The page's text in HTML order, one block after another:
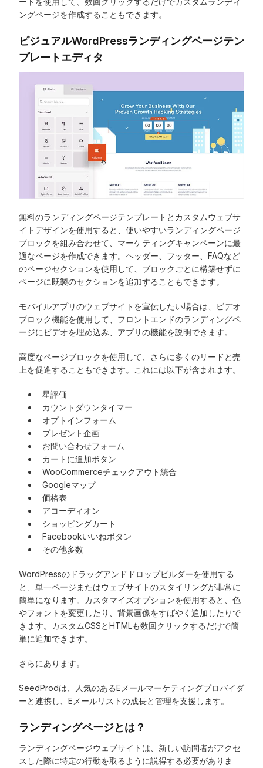
ングページを作成することもできます。
ビジュアルWordPressランディングページテン
プレートエディタ
無料のランディングページテンプレートとカスタムウェブサ
イトデザインを使用すると、使いやすいランディングページ
ブロックを組み合わせて、マーケティングキャンペーンに最
適なページを作成できます。ヘッダー、フッター、FAQなど
のページセクションを使用して、ブロックごとに構築せずに
ページに既製のセクションを追加することもできます。
モバイルアプリのウェブサイトを宣伝したい場合は、ビデオ
ブロック機能を使用して、フロントエンドのランディングペ
ージにビデオを埋め込み、アプリの機能を説明できます。
高度なページブロックを使用して、さらに多くのリードと売
上を促進することもできます。これには以下が含まれます。
星評価
カウントダウンタイマー
オプトインフォーム
プレゼント企画
お問い合わせフォーム
カートに追加ボタン
WooCommerceチェックアウト統合
Googleマップ
価格表
アコーディオン
ショッピングカート
Facebookいいねボタン
その他多数
WordPressのドラッグアンドドロップビルダーを使用する
と、単一ページまたはウェブサイトのスタイリングが非常に
簡単になります。カスタマイズオプションを使用すると、色
やフォントを変更したり、背景画像をすばやく追加したりで
きます。カスタムCSSとHTMLも数回クリックするだけで簡
単に追加できます。
さらにあります。
SeedProdは、人気のあるEメールマーケティングプロバイダ
ーと連携し、Eメールリストの成長と管理を支援します。
ランディングページとは？
ランディングページウェブサイトは、新しい訪問者がアクセ
スした際に特定の行動を取るように説得する必要がありま